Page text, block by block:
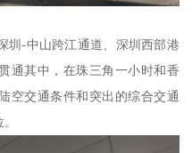
圳-中山跨江通道、深圳西部港
通其中，在珠三角一小时和香
空交通条件和突出的综合交通